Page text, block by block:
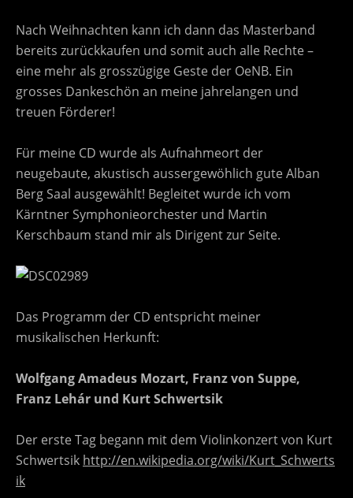
Nach Weihnachten kann ich dann das Masterband
bereits zurückkaufen und somit auch alle Rechte –
eine mehr als grosszügige Geste der OeNB. Ein
grosses Dankeschön an meine jahrelangen und
treuen Förderer!
Für meine CD wurde als Aufnahmeort der
neugebaute, akustisch aussergewöhlich gute Alban
Berg Saal ausgewählt! Begleitet wurde ich vom
Kärntner Symphonieorchester und Martin
Kerschbaum stand mir als Dirigent zur Seite.
Das Programm der CD entspricht meiner
musikalischen Herkunft:
Wolfgang Amadeus Mozart, Franz von Suppe,
Franz Lehár und Kurt Schwertsik
Der erste Tag begann mit dem Violinkonzert von Kurt
Schwertsik http://en.wikipedia.org/wiki/Kurt_Schwerts
ik